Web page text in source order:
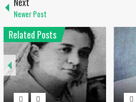
Newer Post
Related Posts